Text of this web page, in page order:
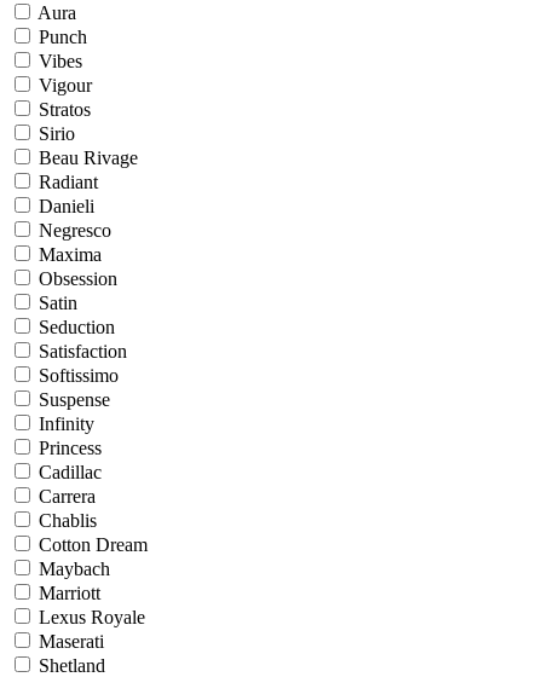
Aura
Punch
Vibes
Vigour
Stratos
Sirio
Beau Rivage
Radiant
Danieli
Negresco
Maxima
Obsession
Satin
Seduction
Satisfaction
Softissimo
Suspense
Infinity
Princess
Cadillac
Carrera
Chablis
Cotton Dream
Maybach
Marriott
Lexus Royale
Maserati
Shetland